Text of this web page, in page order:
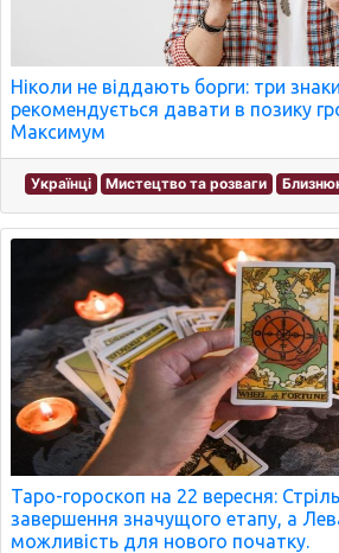
Ніколи не віддають борги: три
рекомендується давати в позику
Максимум
Українці Мистецтво та розваги
Таро-гороскоп на 22 вересня:
завершення значущого етапу, а
можливість для нового початку.